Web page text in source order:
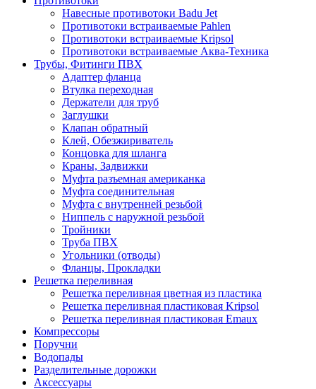
Навесные противотоки Badu Jet
Противотоки встраиваемые Pahlen
Противотоки встраиваемые Kripsol
Противотоки встраиваемые Аква-Техника
Трубы, Фитинги ПВХ
Адаптер фланца
Втулка переходная
Держатели для труб
Заглушки
Клапан обратный
Клей, Обезжириватель
Концовка для шланга
Краны, Задвижки
Муфта разъемная американка
Муфта соединительная
Муфта с внутренней резьбой
Ниппель с наружной резьбой
Тройники
Труба ПВХ
Угольники (отводы)
Фланцы, Прокладки
Решетка переливная
Решетка переливная цветная из пластика
Решетка переливная пластиковая Kripsol
Решетка переливная пластиковая Emaux
Компрессоры
Поручни
Водопады
Разделительные дорожки
Аксессуары